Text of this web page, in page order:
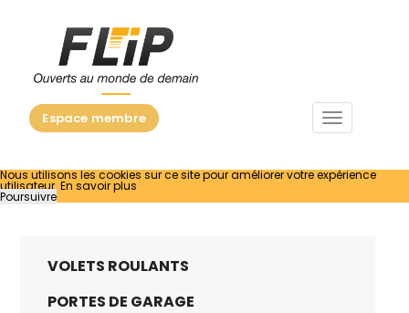
Nous utilisons les cookies sur ce site pour améliorer votre expérience
utilisateur. En savoir plus
Poursuivre
VOLETS ROULANTS
PORTES DE GARAGE
Menu
Espace membre